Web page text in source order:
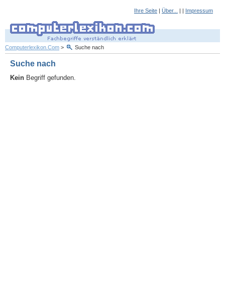
Ihre Seite | Über... | | Impressum
Computerlexikon.Com > Suche nach
Suche nach
Kein Begriff gefunden.